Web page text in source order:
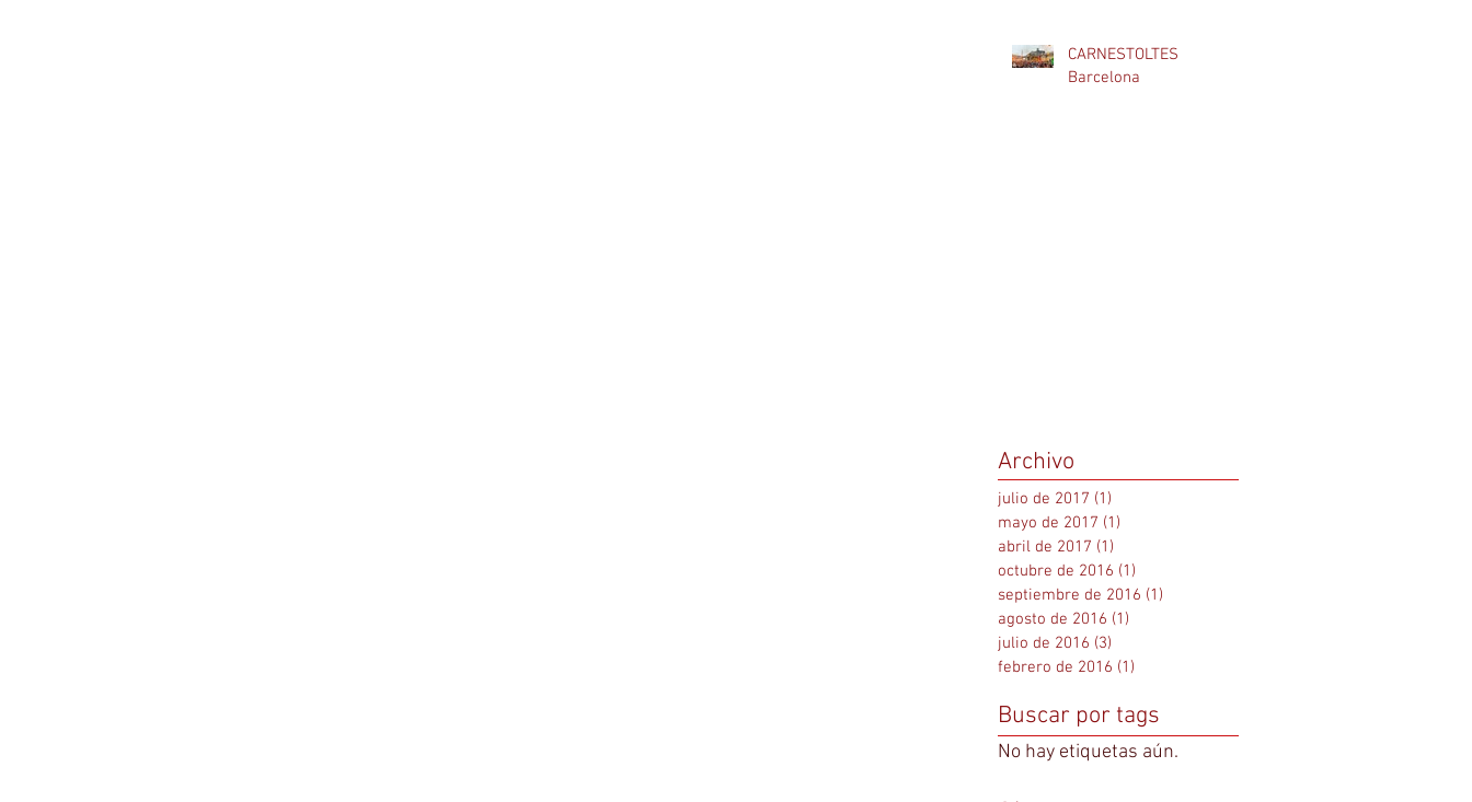
CARNESTOLTES
Barcelona
Archivo
julio de 2017 (1)
mayo de 2017 (1)
abril de 2017 (1)
octubre de 2016 (1)
septiembre de 2016 (1)
agosto de 2016 (1)
julio de 2016 (3)
febrero de 2016 (1)
Buscar por tags
No hay etiquetas aún.